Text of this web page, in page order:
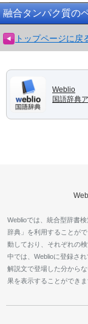
融合タンパク質の
トップページに戻
Weblio
国語辞典
Weblioでは、統合型辞書
辞典」を利用することが
動しており、それぞれの
中では、Weblioに登録さ
解説文で登場した分から
果を表示することができま